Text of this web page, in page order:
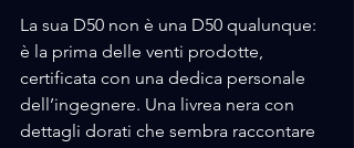
La sua D50 non è una D50 qualunque:
è la prima delle venti prodotte,
certificata con una dedica personale
dell’ingegnere. Una livrea nera con
dettagli dorati che sembra raccontare